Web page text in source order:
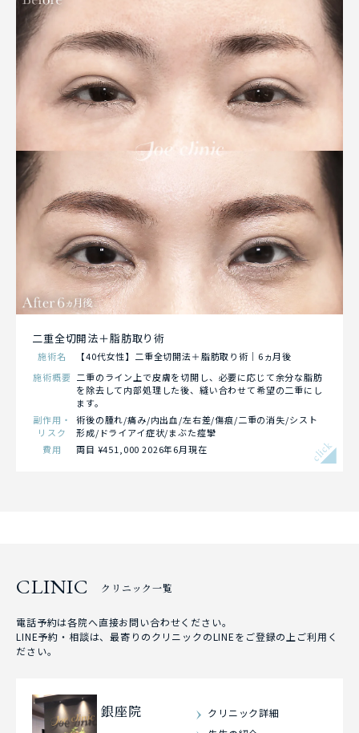
二重全切開法＋脂肪取り術
施術名
【40代女性】二重全切開法＋脂肪取り術｜6ヵ月後
施術概要 二重のライン上で皮膚を切開し、必要に応じて余分な脂肪
を除去して内部処理した後、縫い合わせて希望の二重にし
ます。
副作用・
リスク
術後の腫れ/痛み/内出血/左右差/傷痕/二重の消失/シスト
形成/ドライアイ症状/まぶた痙攣
費用
両目 ¥451,000 2026年6月現在 click
CLINIC クリニック一覧
電話予約は各院へ直接お問い合わせください。
LINE予約・相談は、最寄りのクリニックのLINEをご登録の上ご利用く
ださい。
銀座院
クリニック詳細